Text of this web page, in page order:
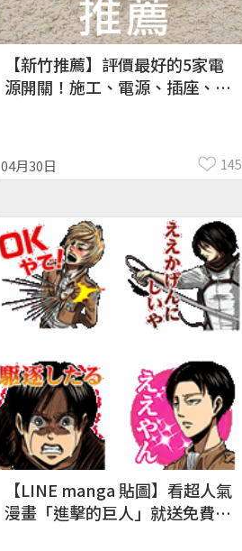
【新竹推薦】評價最好的5家電
源開關！施工、電源、插座、開
04月30日 145
【LINE manga 貼圖】看超人氣
漫畫「進擊的巨人」就送免費貼